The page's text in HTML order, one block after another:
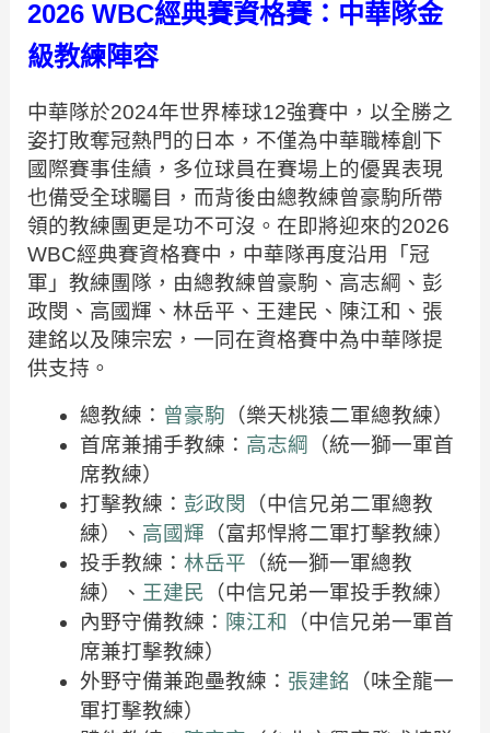
2026 WBC經典賽資格賽：中華隊金
級教練陣容
中華隊於2024年世界棒球12強賽中，以全勝之
姿打敗奪冠熱門的日本，不僅為中華職棒創下
國際賽事佳績，多位球員在賽場上的優異表現
也備受全球矚目，而背後由總教練曾豪駒所帶
領的教練團更是功不可沒。在即將迎來的2026
WBC經典賽資格賽中，中華隊再度沿用「冠
軍」教練團隊，由總教練曾豪駒、高志綱、彭
政閔、高國輝、林岳平、王建民、陳江和、張
建銘以及陳宗宏，一同在資格賽中為中華隊提
供支持。
總教練： 曾豪駒 （樂天桃猿二軍總教練）
首席兼捕手教練： 高志綱 （統一獅一軍首
席教練）
打擊教練： 彭政閔 （中信兄弟二軍總教
練）、 高國輝 （富邦悍將二軍打擊教練）
投手教練： 林岳平 （統一獅一軍總教
練）、 王建民 （中信兄弟一軍投手教練）
內野守備教練： 陳江和 （中信兄弟一軍首
席兼打擊教練）
外野守備兼跑壘教練： 張建銘 （味全龍一
軍打擊教練）